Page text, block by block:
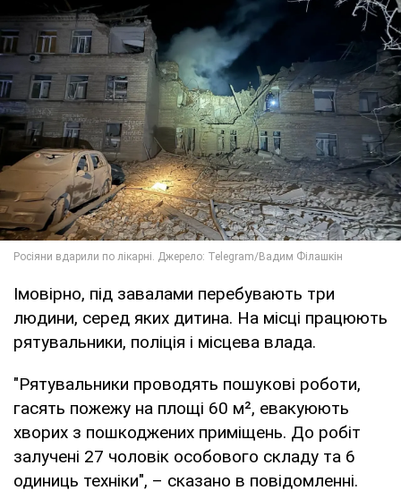
Імовірно, під завалами перебувають три
людини, серед яких дитина. На місці працюють
рятувальники, поліція і місцева влада.
"Рятувальники проводять пошукові роботи,
гасять пожежу на площі 60 м², евакуюють
хворих з пошкоджених приміщень. До робіт
залучені 27 чоловік особового складу та 6
одиниць техніки", – сказано в повідомленні.